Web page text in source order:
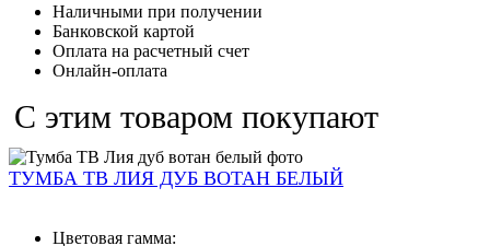
Наличными при получении
Банковской картой
Оплата на расчетный счет
Онлайн-оплата
С этим товаром покупают
ТУМБА ТВ ЛИЯ ДУБ ВОТАН БЕЛЫЙ
Цветовая гамма: